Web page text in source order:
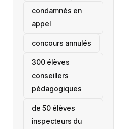
condamnés en
appel
concours annulés
300 élèves
conseillers
pédagogiques
de 50 élèves
inspecteurs du